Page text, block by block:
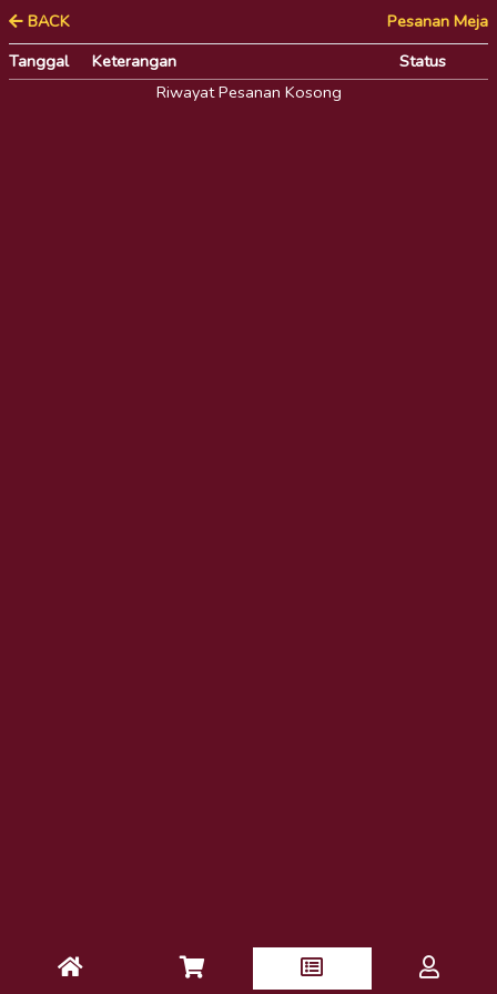
BACK
Pesanan Meja
Tanggal
Keterangan
Status
Riwayat Pesanan Kosong